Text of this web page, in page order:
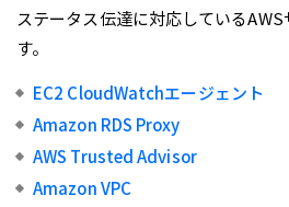
ステータス伝達に対応している
す。
EC2 CloudWatchエージェント
Amazon RDS Proxy
AWS Trusted Advisor
Amazon VPC